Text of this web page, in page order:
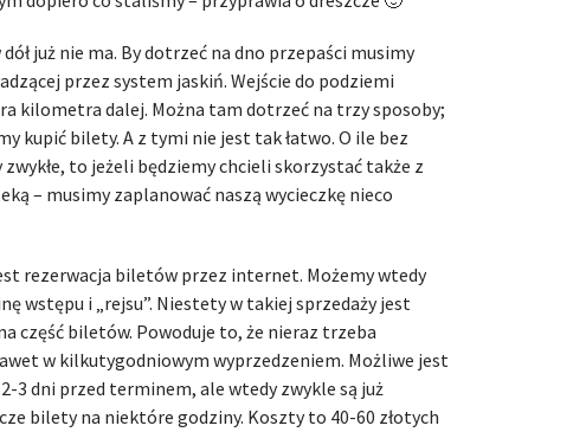
już nie ma. By dotrzeć na dno przepaści musimy
przez system jaskiń. Wejście do podziemi
kilometra dalej. Można tam dotrzeć na trzy sposoby;
kupić bilety. A z tymi nie jest tak łatwo. O ile bez
to jeżeli będziemy chcieli skorzystać także z
– musimy zaplanować naszą wycieczkę nieco
rezerwacja biletów przez internet. Możemy wtedy
wstępu i „rejsu”. Niestety w takiej sprzedaży jest
część biletów. Powoduje to, że nieraz trzeba
w kilkutygodniowym wyprzedzeniem. Możliwe jest
3 dni przed terminem, ale wtedy zwykle są już
bilety na niektóre godziny. Koszty to 40-60 złotych